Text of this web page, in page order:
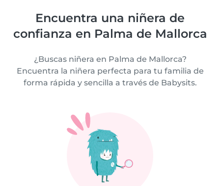
Encuentra una niñera de
confianza en Palma de Mallorca
¿Buscas niñera en Palma de Mallorca?
Encuentra la niñera perfecta para tu familia de
forma rápida y sencilla a través de Babysits.